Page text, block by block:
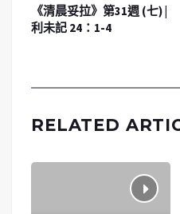
《清晨妥拉》第31週 (七) |
利未記 24：1-4
RELATED